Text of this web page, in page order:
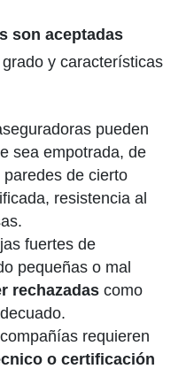
son aceptadas
y características
pueden
sea empotrada, de
de cierto
resistencia al
fuertes de
pequeñas o mal
rechazadas como
requieren
o certificación